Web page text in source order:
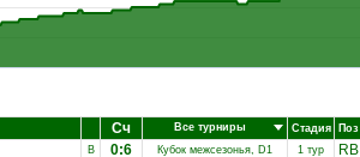
Сч Все турниры Стадия Поз
В 0:6 Кубок межсезонья, D1 1 тур RB